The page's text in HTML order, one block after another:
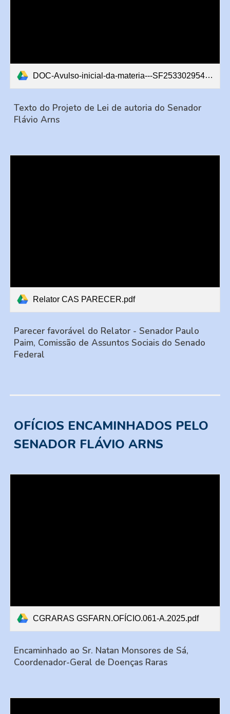
DOC-Avulso-inicial-da-materia---SF253302954296-20250430.pdf
Texto do Projeto de Lei de autoria do Senador
Flávio Arns
Relator CAS PARECER.pdf
Parecer favorável do Relator -Senador Paulo
Paim, Comissão de Assuntos Sociais do Senado
Federal
OFÍCIOS ENCAMINHADOS PELO
SENADOR FLÁVIO ARNS
CGRARAS GSFARN.OFÍCIO.061-A.2025.pdf
Encaminhado ao Sr. Natan Monsores de Sá,
Coordenador-Geral de Doenças Raras